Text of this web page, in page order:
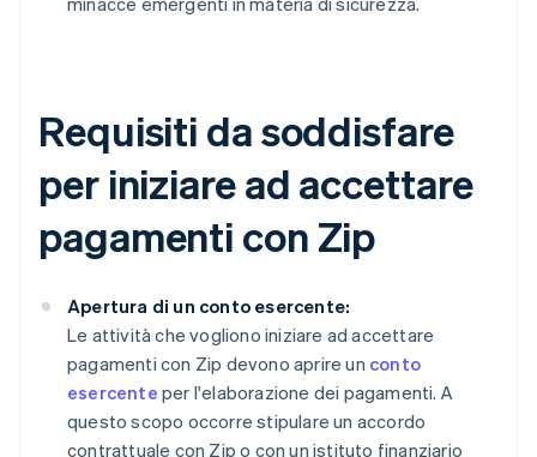
Requisiti da soddisfare
per iniziare ad accettare
pagamenti con Zip
Apertura di un conto esercente:
Le attività che vogliono iniziare ad accettare
pagamenti con Zip devono aprire un conto
esercente per l'elaborazione dei pagamenti. A
questo scopo occorre stipulare un accordo
contrattuale con Zip o con un istituto finanziario